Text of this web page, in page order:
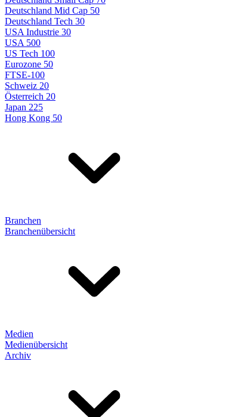
Deutschland Mid Cap 50
Deutschland Tech 30
USA Industrie 30
USA 500
US Tech 100
Eurozone 50
FTSE-100
Schweiz 20
Österreich 20
Japan 225
Hong Kong 50
Branchen
Branchenübersicht
Medien
Medienübersicht
Archiv